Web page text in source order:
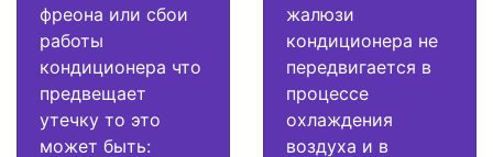
фреона или сбои
работы
кондиционера что
предвещает
утечку то это
может быть:
жалюзи
кондиционера не
передвигается в
процессе
охлаждения
воздуха и в